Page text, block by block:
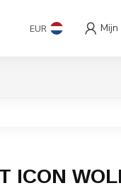
EUR
ICON